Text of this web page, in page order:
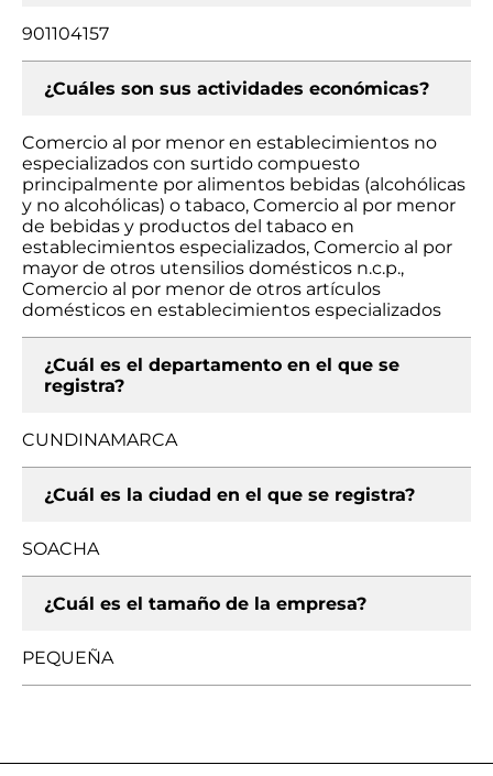
901104157
¿Cuáles son sus actividades económicas?
Comercio al por menor en establecimientos no
especializados con surtido compuesto
principalmente por alimentos bebidas (alcohólicas
y no alcohólicas) o tabaco, Comercio al por menor
de bebidas y productos del tabaco en
establecimientos especializados, Comercio al por
mayor de otros utensilios domésticos n.c.p.,
Comercio al por menor de otros artículos
domésticos en establecimientos especializados
¿Cuál es el departamento en el que se
registra?
CUNDINAMARCA
¿Cuál es la ciudad en el que se registra?
SOACHA
¿Cuál es el tamaño de la empresa?
PEQUEÑA